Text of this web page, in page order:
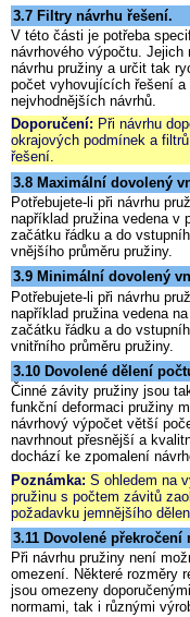
3.7 Filtry návrhu řešení.
V této části je potřeba
návrhového výpočtu.
návrhu pružiny a určit tak
počet vyhovujících řešení
nejvhodnějších návrhů.
Doporučení: Při návrhu
okrajových podmínek a
řešení.
3.8 Maximální dovolený
Potřebujete-li při návrhu
například pružina vedena v
začátku řádku a do
vnějšího průměru pružiny.
3.9 Minimální dovolený
Potřebujete-li při návrhu
například pružina vedena
začátku řádku a do
vnitřního průměru pružiny.
3.10 Dovolené dělení
Činné závity pružiny jsou
funkční deformaci pružiny
návrhový výpočet větší
navrhnout přesnější a
dochází ke zpomalení
Poznámka: S ohledem na
pružinu s počtem závitů
požadavku jemnějšího
3.11 Dovolené
Při návrhu pružiny není
omezení. Některé rozměry
jsou omezeny
normami, tak i různými